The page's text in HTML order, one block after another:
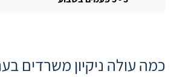
כמה עולה ניקיון משרדים